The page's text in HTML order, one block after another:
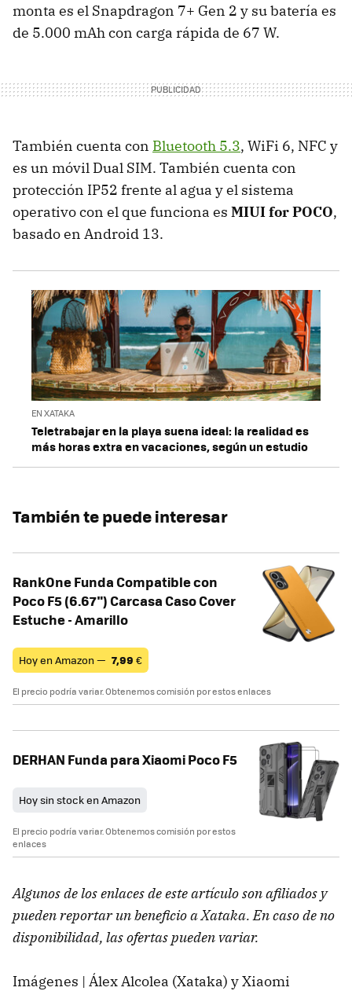
monta es el Snapdragon 7+ Gen 2 y su batería es
de 5.000 mAh con carga rápida de 67 W.
También cuenta con Bluetooth 5.3, WiFi 6, NFC y
es un móvil Dual SIM. También cuenta con
protección IP52 frente al agua y el sistema
operativo con el que funciona es MIUI for POCO,
basado en Android 13.
EN XATAKA
Teletrabajar en la playa suena ideal: la realidad es
más horas extra en vacaciones, según un estudio
También te puede interesar
RankOne Funda Compatible con
Poco F5 (6.67") Carcasa Caso Cover
Estuche - Amarillo
Hoy en Amazon — 7,99 €
El precio podría variar. Obtenemos comisión por estos enlaces
DERHAN Funda para Xiaomi Poco F5
Hoy sin stock en Amazon
El precio podría variar. Obtenemos comisión por estos
enlaces
Algunos de los enlaces de este artículo son afiliados y
pueden reportar un beneficio a Xataka. En caso de no
disponibilidad, las ofertas pueden variar.
Imágenes | Álex Alcolea (Xataka) y Xiaomi